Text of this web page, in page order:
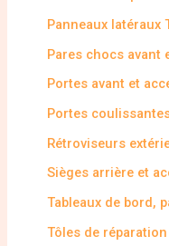
Panneaux latéraux
Pares chocs avant
Portes avant et
Portes
Rétroviseurs
Sièges arrière et
Tableaux de bord,
Tôles de